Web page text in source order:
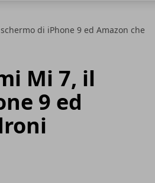
di iPhone 9 ed Amazon che
Mi 7, il
9 ed